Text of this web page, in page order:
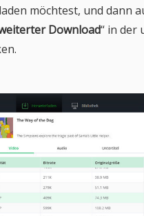
möchtest, und dann
Download“ in der